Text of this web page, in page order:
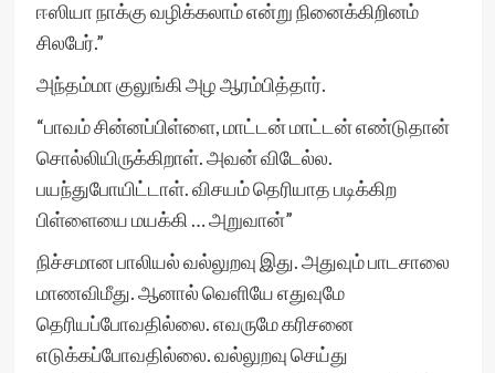
ஈஸியா நாக்கு வழிக்கலாம் என்று நினைக்கிறினம்
சிலபேர்.”
அந்தம்மா குலுங்கி அழ ஆரம்பித்தார்.
“பாவம் சின்னப்பிள்ளை, மாட்டன் மாட்டன் எண்டுதான்
சொல்லியிருக்கிறாள். அவன் விடேல்ல.
பயந்துபோயிட்டாள். விசயம் தெரியாத படிக்கிற
பிள்ளையை மயக்கி … அறுவான்”
நிச்சமான பாலியல் வல்லுறவு இது. அதுவும் பாடசாலை
மாணவிமீது. ஆனால் வெளியே எதுவுமே
தெரியப்போவதில்லை. எவருமே கரிசனை
எடுக்கப்போவதில்லை. வல்லுறவு செய்து